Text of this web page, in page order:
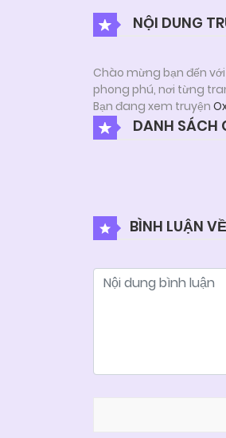
NỘI DUNG
Chào mừng bạn đến với
phong phú, nơi từng
Bạn đang xem truyện
DANH SÁCH
BÌNH LUẬN